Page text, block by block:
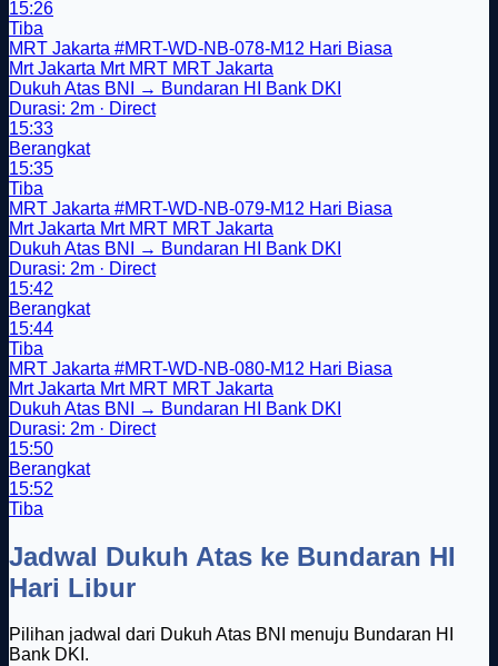
15:26
Tiba
MRT Jakarta #MRT-WD-NB-078-M12 Hari Biasa
Mrt Jakarta Mrt MRT MRT Jakarta
Dukuh Atas BNI → Bundaran HI Bank DKI
Durasi: 2m · Direct
15:33
Berangkat
15:35
Tiba
MRT Jakarta #MRT-WD-NB-079-M12 Hari Biasa
Mrt Jakarta Mrt MRT MRT Jakarta
Dukuh Atas BNI → Bundaran HI Bank DKI
Durasi: 2m · Direct
15:42
Berangkat
15:44
Tiba
MRT Jakarta #MRT-WD-NB-080-M12 Hari Biasa
Mrt Jakarta Mrt MRT MRT Jakarta
Dukuh Atas BNI → Bundaran HI Bank DKI
Durasi: 2m · Direct
15:50
Berangkat
15:52
Tiba
Jadwal Dukuh Atas ke Bundaran HI
Hari Libur
Pilihan jadwal dari Dukuh Atas BNI menuju Bundaran HI
Bank DKI.